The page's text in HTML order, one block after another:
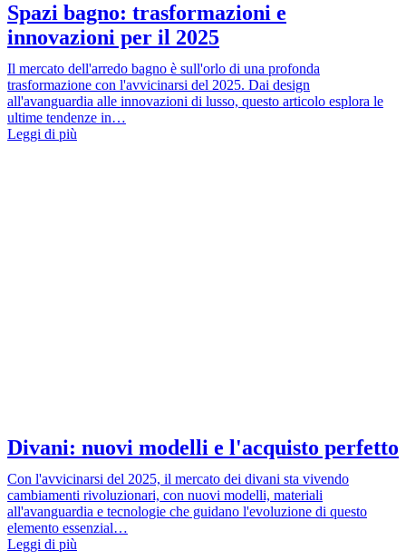
Spazi bagno: trasformazioni e
innovazioni per il 2025
Il mercato dell'arredo bagno è sull'orlo di una profonda
trasformazione con l'avvicinarsi del 2025. Dai design
all'avanguardia alle innovazioni di lusso, questo articolo esplora le
ultime tendenze in…
Leggi di più
Divani: nuovi modelli e l'acquisto perfetto
Con l'avvicinarsi del 2025, il mercato dei divani sta vivendo
cambiamenti rivoluzionari, con nuovi modelli, materiali
all'avanguardia e tecnologie che guidano l'evoluzione di questo
elemento essenzial…
Leggi di più